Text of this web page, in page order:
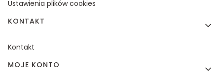
Ustawienia plików cookies
KONTAKT
Kontakt
MOJE KONTO